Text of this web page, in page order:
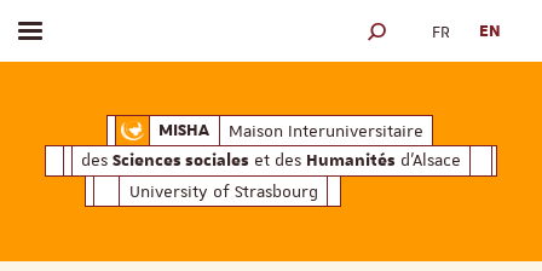
MISHAMaison Interuniversitaire des
Maison Interuniversitaire
des Sciences sociales et des Humanités d'Alsace
University of Strasbourg
Toggle menu SEARCH ENGINE
FR EN